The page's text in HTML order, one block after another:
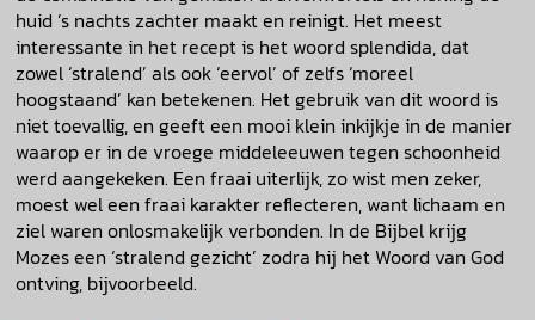
huid ’s nachts zachter maakt en reinigt. Het meest
interessante in het recept is het woord splendida, dat
zowel ‘stralend’ als ook ‘eervol’ of zelfs ‘moreel
hoogstaand’ kan betekenen. Het gebruik van dit woord is
niet toevallig, en geeft een mooi klein inkijkje in de manier
waarop er in de vroege middeleeuwen tegen schoonheid
werd aangekeken. Een fraai uiterlijk, zo wist men zeker,
moest wel een fraai karakter reflecteren, want lichaam en
ziel waren onlosmakelijk verbonden. In de Bijbel krijg
Mozes een ‘stralend gezicht’ zodra hij het Woord van God
ontving, bijvoorbeeld.